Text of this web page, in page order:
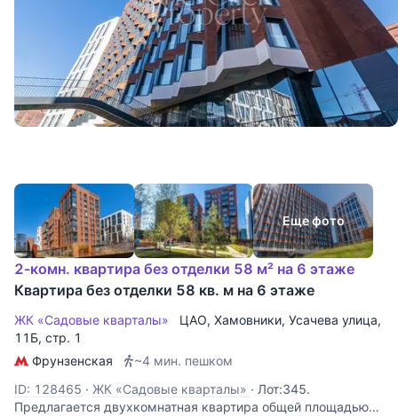
Еще фото
2-комн. квартира без отделки 58 м² на 6 этаже
Квартира без отделки 58 кв. м на 6 этаже
ЖК «Садовые кварталы» ЦАО, Хамовники, Усачева улица,
11Б, стр. 1
Фрунзенская
~4 мин. пешком
ID: 128465 · ЖК «Садовые кварталы» · Лот:345.
Предлагается двухкомнатная квартира общей площадью